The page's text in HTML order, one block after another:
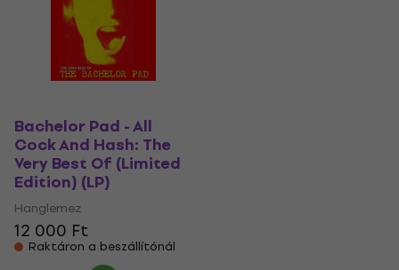
Bachelor Pad - All
Cock And Hash: The
Very Best Of (Limited
Edition) (LP)
Hanglemez
12 000 Ft
Raktáron a beszállítónál